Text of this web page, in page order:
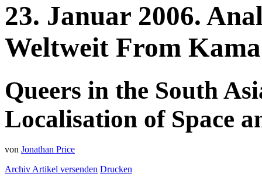
23. Januar 2006.
Weltweit From
Queers in the South
Localisation of Space
von Jonathan Price
ArchivArtikel versenden Drucken